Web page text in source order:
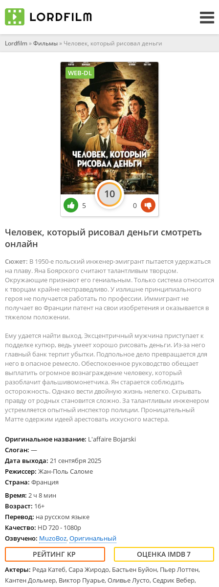
Lordfilm»Фильмы» Человек, который рисовал деньги
Человек, который рисовал деньги смотреть
онлайн
Сюжет: В 1950-е польский инженер-эмигрант пытается удержаться
на плаву. Яна Боярского считают талантливым творцом.
Окружающие признают его гениальным. Только система относится
к творцам крайне несправедливо. У излишне принципиального
героя не получается работать по профессии. Иммигрант не
получает во Франции патент на свои изобретения и оказывается в
тяжелом положении.
Ему удается найти выход. Эксцентричный мужчина приступает к
подделке купюр, ведь умеет хорошо рисовать деньги. Из-за него
главный банк терпит убытки. Подпольное дело превращается для
него в опасное ремесло. Обеспокоенное руководство обещает
выплатить огромное вознаграждение человеку, который
разоблачит фальшивомонетчика. Ян старается соблюдать
осторожность. Однако вести двойную жизнь нелегко. Скрывать
правду от родных становится сложно. За талантливым инженером
устремляется опытный инспектор полиции. Проницательный
Матте одержим идеей арестовать искусного мастера.
Оригинальное название: L'affaire Bojarski
Слоган: —
Дата выхода: 21 сентября 2025
Режиссер: Жан-Поль Саломе
Страна: Франция
Время: 2 ч 8 мин
Возраст: 16+
Перевод: на русском языке
Качество: HD 720 - 1080p
Озвучено: MuzoBoz,Оригинальный
7
Актеры: Реда Катеб, Сара Жиродо, Бастьен Буйон, Пьер Лоттен,
Кантен Дольмер, Виктор Пуарье, Оливье Лусто, Седрик Вебер,
WEB-DL
5
10
0